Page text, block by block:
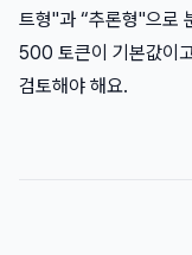
트형"과 “추론형"으로
500 토큰이 기본값이
검토해야 해요.